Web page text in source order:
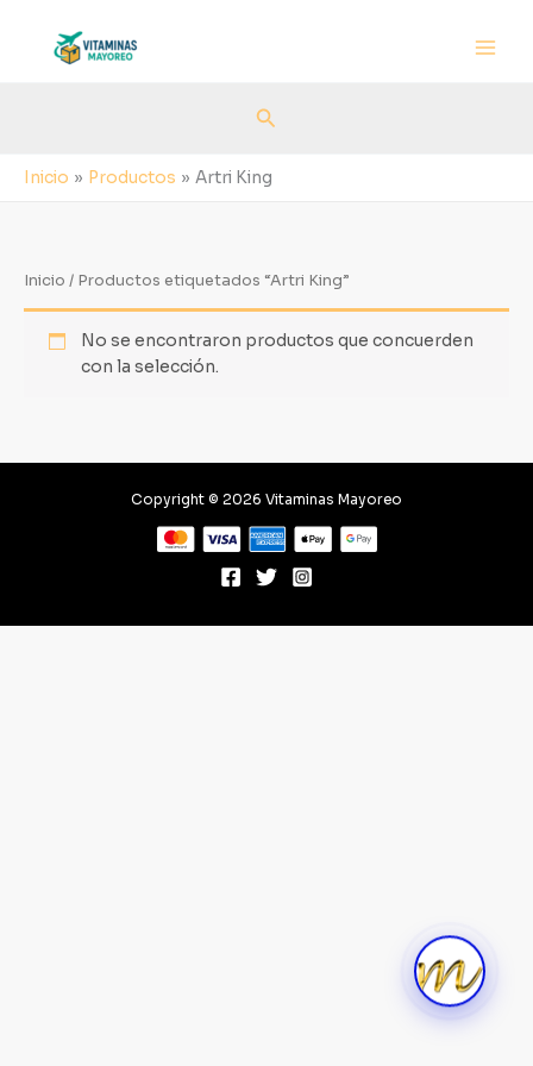
contenido
Buscar
Inicio Productos Artri King
Inicio / Productos etiquetados “Artri King”
No se encontraron productos que concuerden
con la selección.
Copyright © 2026 Vitaminas Mayoreo